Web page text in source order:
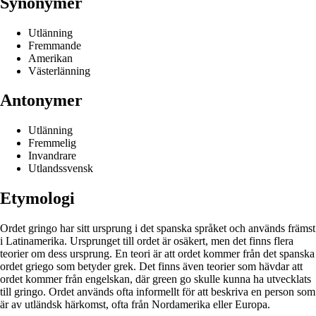
Utlänning
Fremmande
Amerikan
Västerlänning
Antonymer
Utlänning
Fremmelig
Invandrare
Utlandssvensk
Etymologi
Ordet gringo har sitt ursprung i det spanska språket och används främst
i Latinamerika. Ursprunget till ordet är osäkert, men det finns flera
teorier om dess ursprung. En teori är att ordet kommer från det spanska
ordet griego som betyder grek. Det finns även teorier som hävdar att
ordet kommer från engelskan, där green go skulle kunna ha utvecklats
till gringo. Ordet används ofta informellt för att beskriva en person som
är av utländsk härkomst, ofta från Nordamerika eller Europa.